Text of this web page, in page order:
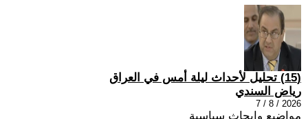
(15) تحليل لأحداث ليلة أمس في العراق
رياض السندي
2026 / 8 / 7
مواضيع وابحاث سياسية